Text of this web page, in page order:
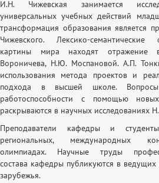
И.Н. Чижевская занимается
универсальных учебных действий
трансформация образования является
Чижевского. Лексико-семантические
картины мира находят
Вороничева, Н.Ю. Моспановой. А.П.
использования метода проектов и
подхода в высшей школе.
работоспособности с помощью
раскрываются в научных исследованиях
Преподаватели кафедры и
региональных, международных
олимпиадах. Научные труды
состава кафедры публикуются в
зарубежья.